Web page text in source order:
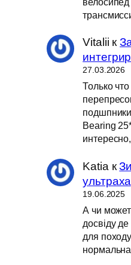
Vitalii к
27.03.2026
Только
Bearing
Katia к
19.06.2025
А чи
досвіду
для